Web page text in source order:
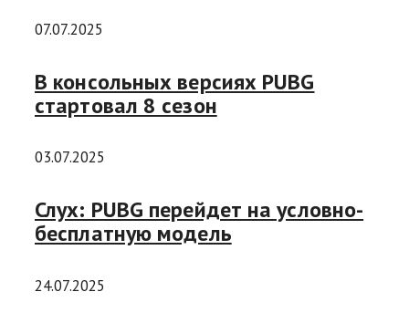
07.07.2025
В консольных версиях PUBG
стартовал 8 сезон
03.07.2025
Слух: PUBG перейдет на условно-
бесплатную модель
24.07.2025